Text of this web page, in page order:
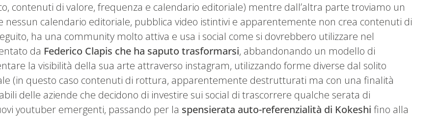
contenuti di valore, frequenza e calendario editoriale) mentre dall’altra parte troviamo un
nessun calendario editoriale, pubblica video istintivi e apparentemente non crea contenuti di
ha una community molto attiva e usa i social come si dovrebbero utilizzare nel
da Federico Clapis che ha saputo trasformarsi, abbandonando un modello di
la visibilità della sua arte attraverso instagram, utilizzando forme diverse dal solito
(in questo caso contenuti di rottura, apparentemente destrutturati ma con una finalità
delle aziende che decidono di investire sui social di trascorrere qualche serata di
youtuber emergenti, passando per la spensierata auto-referenzialità di Kokeshi fino alla